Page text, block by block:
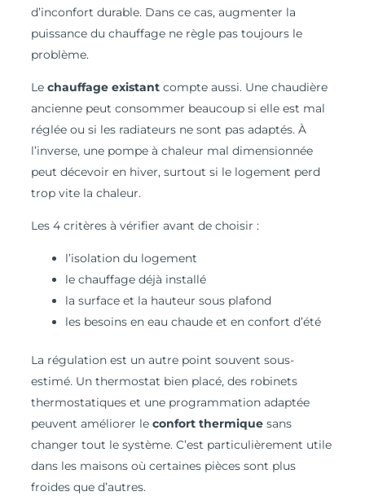
d’inconfort durable. Dans ce cas, augmenter la
puissance du chauffage ne règle pas toujours le
problème.
Le chauffage existantcompte aussi. Une chaudière
ancienne peut consommer beaucoup si elle est mal
réglée ou si les radiateurs ne sont pas adaptés. À
l’inverse, une pompe à chaleur mal dimensionnée
peut décevoir en hiver, surtout si le logement perd
trop vite la chaleur.
Les 4 critères à vérifier avant de choisir :
l’isolation du logement
le chauffage déjà installé
la surface et la hauteur sous plafond
les besoins en eau chaude et en confort d’été
La régulation est un autre point souvent sous-
estimé. Un thermostat bien placé, des robinets
thermostatiques et une programmation adaptée
peuvent améliorer le confort thermiquesans
changer tout le système. C’est particulièrement utile
dans les maisons où certaines pièces sont plus
froides que d’autres.